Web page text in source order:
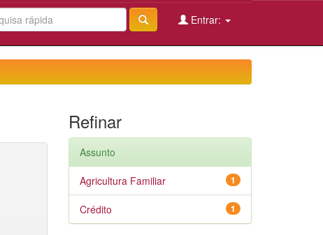
Entrar:
Refinar
Assunto
1
Agricultura Familiar
1
Crédito